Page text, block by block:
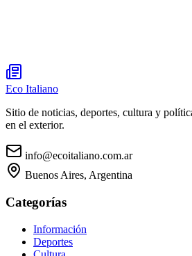
Eco Italiano
Sitio de noticias, deportes, cultura y
en el exterior.
info@ecoitaliano.com.ar
Buenos Aires, Argentina
Categorías
Información
Deportes